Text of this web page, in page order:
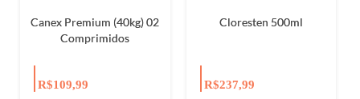
Canex Premium (40kg) 02
Comprimidos
R$109,99
Cloresten 500ml
R$237,99